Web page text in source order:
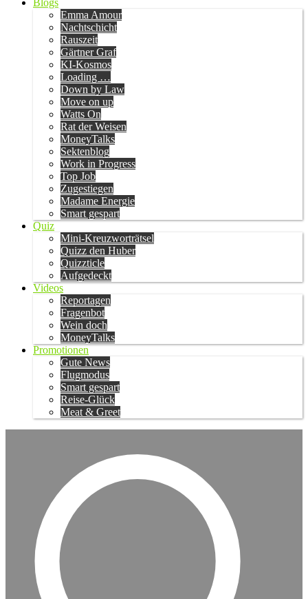
Blogs
Emma Amour
Nachtschicht
Rauszeit
Gärtner Graf
KI-Kosmos
Loading …
Down by Law
Move on up
Watts On
Rat der Weisen
MoneyTalks
Sektenblog
Work in Progress
Top Job
Zugestiegen
Madame Energie
Smart gespart
Quiz
Mini-Kreuzworträtsel
Quizz den Huber
Quizzticle
Aufgedeckt
Videos
Reportagen
Fragenbot
Wein doch
MoneyTalks
Promotionen
Gute News
Flugmodus
Smart gespart
Reise-Glück
Meat & Greet